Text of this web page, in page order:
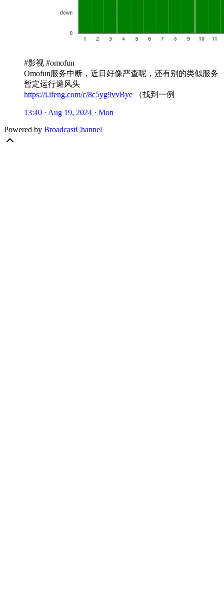
#影视 #omofun
Omofun服务中断，近日好像严查呢，还有别的类似服务
暂定运行避风头
https://i.ifeng.com/c/8c5yg9vvBye （找到一例
13:40 · Aug 19, 2024 · Mon
Powered by BroadcastChannel